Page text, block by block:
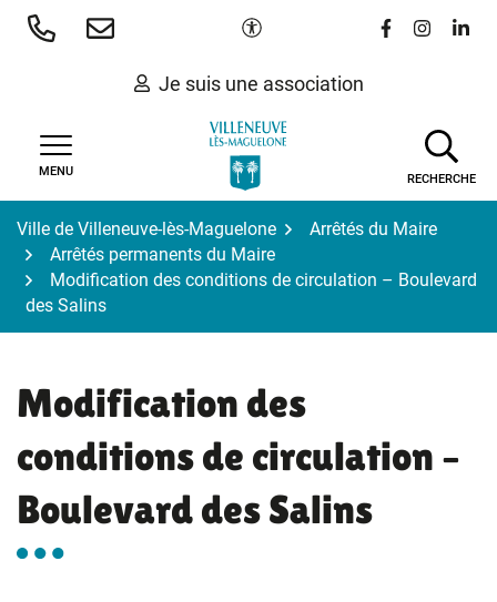
Aller
Paramètres d'accessibilité
Lien vers le
Lien vers
Lien
Je suis une association
MENU
RECHERCHE
Ville de Villeneuve-lès-Maguelone
Arrêtés du Maire
Arrêtés permanents du Maire
Modification des conditions de circulation – Boulevard
des Salins
Modification des
conditions de circulation –
Boulevard des Salins